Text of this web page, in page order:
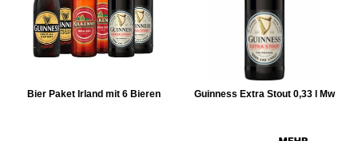
Bier Paket Irland mit 6 Bieren Guinness Extra Stout 0,33 l Mw